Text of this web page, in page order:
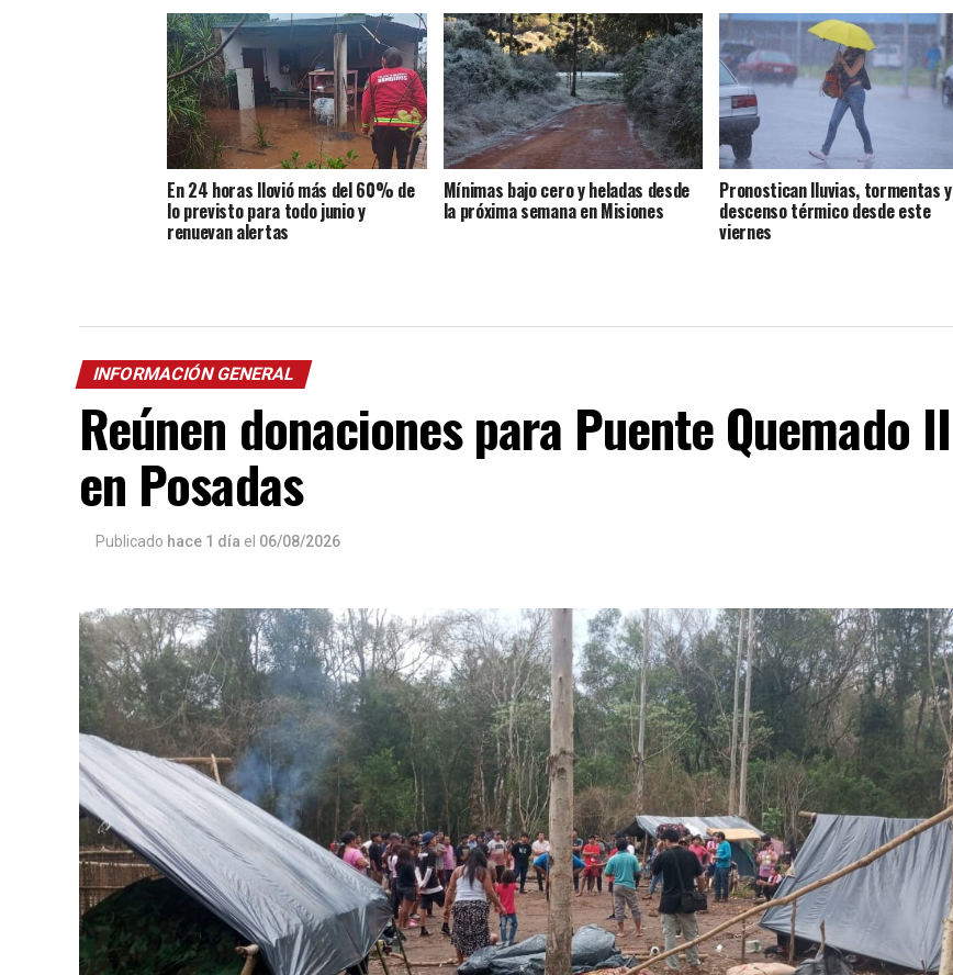
En 24 horas llovió más del 60% de
lo previsto para todo junio y
renuevan alertas
Mínimas bajo cero y heladas desde
la próxima semana en Misiones
Pronostican lluvias, tormentas y
descenso térmico desde este
viernes
INFORMACIÓN GENERAL
Reúnen donaciones para Puente Quemado II
en Posadas
Publicado hace 1 día el 06/08/2026